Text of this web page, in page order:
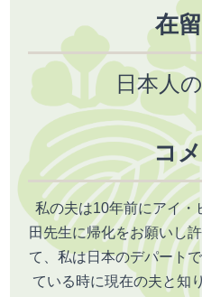
在
日本人
コ
私の夫は10年前にアイ・
田先生に帰化をお願いし
て、私は日本のデパート
ている時に現在の夫と知